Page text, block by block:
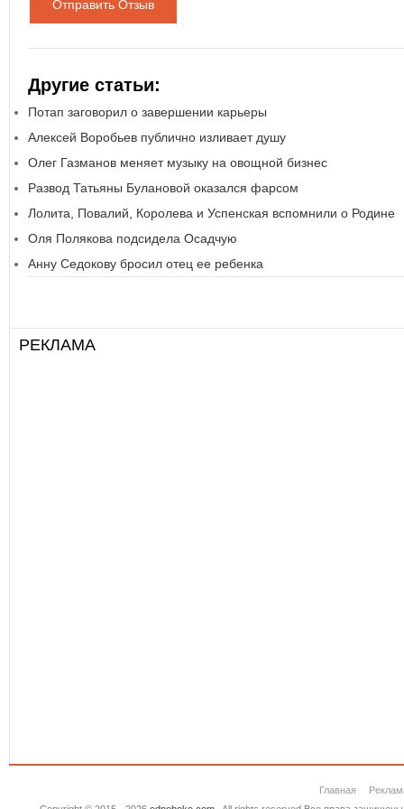
Отправить Отзыв
Другие статьи:
Потап заговорил о завершении карьеры
Алексей Воробьев публично изливает душу
Олег Газманов меняет музыку на овощной бизнес
Развод Татьяны Булановой оказался фарсом
Лолита, Повалий, Королева и Успенская вспомнили о Родине
Оля Полякова подсидела Осадчую
Анну Седокову бросил отец ее ребенка
РЕКЛАМА
Главная